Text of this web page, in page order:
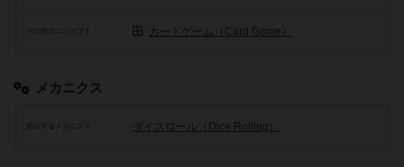
その他のコンセプト カードゲーム（Card Game）
メカニクス
頻出するメカニクス ダイスロール（Dice Rolling）